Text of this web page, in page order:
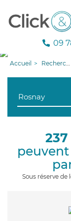
09
Accueil Recherche aide à domicile
Sous réserve